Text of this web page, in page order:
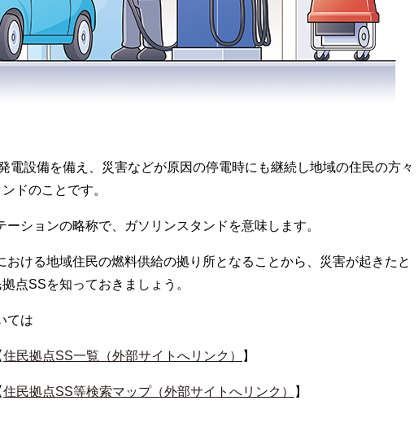
設備を備え、災害などが原因の停電時にも継続し地域の住民の方々
ドのことです。
ションの略称で、ガソリンスタンドを意味します。
ける地域住民の燃料供給の拠り所となることから、災害が起きたと
点SSを知っておきましょう。
ては
住民拠点SS一覧（外部サイトへリンク） 】
住民拠点SS等検索マップ（外部サイトへリンク） 】